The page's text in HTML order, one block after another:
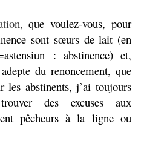
que voulez-vous, pour
sont sœurs de lait (en
: abstinence) et,
du renoncement, que
les abstinents, j’ai toujours
des excuses aux
pêcheurs à la ligne ou